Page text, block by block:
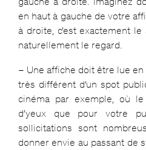
en haut à gauche de votre
à droite, c’est exactement
naturellement le regard.
– Une affiche doit être lue en
très différent d’un spot
cinéma par exemple, où
d’yeux que pour votre
sollicitations sont
donner envie au passant de